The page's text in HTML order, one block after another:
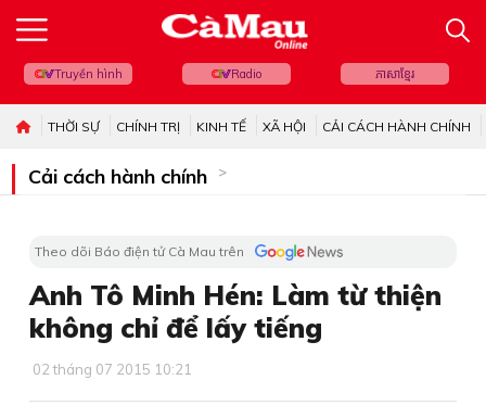
Truyền hình Radio ភាសាខ្មែរ
THỜI SỰ CHÍNH TRỊ KINH TẾ XÃ HỘI CẢI CÁCH HÀNH CHÍNH
Cải cách hành chính
Theo dõi Báo điện tử Cà Mau trên
Anh Tô Minh Hén: Làm từ thiện
không chỉ để lấy tiếng
02 tháng 07 2015 10:21